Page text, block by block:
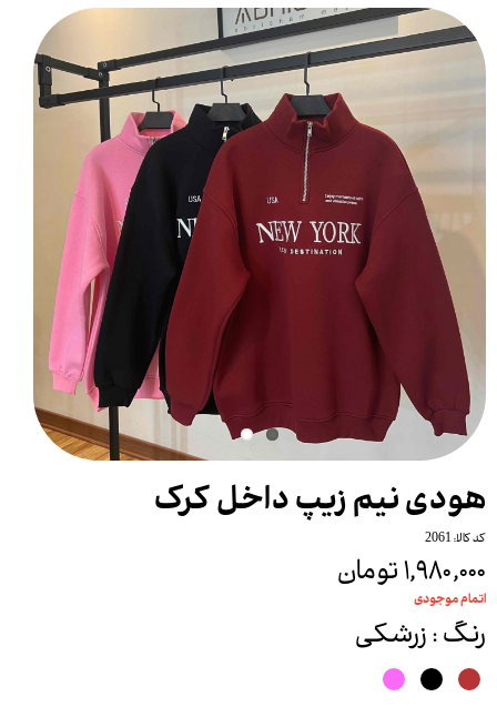
هودی نیم زیپ داخل کرک
کد کالا: 2061
۱,۹۸۰,۰۰۰ تومان
اتمام موجودی
رنگ: زرشکی